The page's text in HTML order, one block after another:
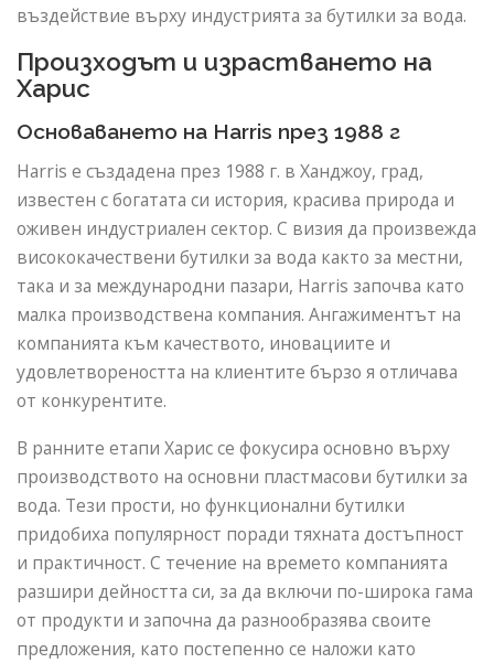
въздействие върху индустрията за бутилки за вода.
Произходът и израстването на
Харис
Основаването на Harris през 1988 г
Harris е създадена през 1988 г. в Ханджоу, град,
известен с богатата си история, красива природа и
оживен индустриален сектор. С визия да произвежда
висококачествени бутилки за вода както за местни,
така и за международни пазари, Harris започва като
малка производствена компания. Ангажиментът на
компанията към качеството, иновациите и
удовлетвореността на клиентите бързо я отличава
от конкурентите.
В ранните етапи Харис се фокусира основно върху
производството на основни пластмасови бутилки за
вода. Тези прости, но функционални бутилки
придобиха популярност поради тяхната достъпност
и практичност. С течение на времето компанията
разшири дейността си, за да включи по-широка гама
от продукти и започна да разнообразява своите
предложения, като постепенно се наложи като